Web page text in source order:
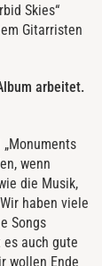
Skies“
Gitarristen
arbeitet.
wenn
die Musik,
haben viele
Songs
auch gute
wollen Ende